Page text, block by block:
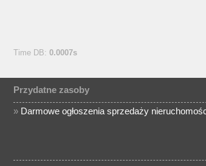
Time DB: 0.0007s
Przydatne zasoby
» Darmowe ogłoszenia sprzedaży